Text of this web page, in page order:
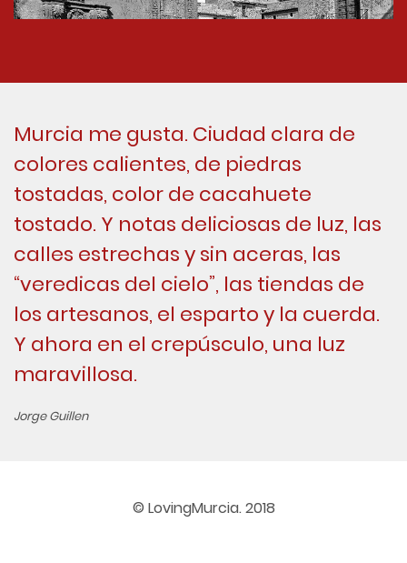
Murcia me gusta. Ciudad clara de
colores calientes, de piedras
tostadas, color de cacahuete
tostado. Y notas deliciosas de luz, las
calles estrechas y sin aceras, las
“veredicas del cielo”, las tiendas de
los artesanos, el esparto y la cuerda.
Y ahora en el crepúsculo, una luz
maravillosa.
Jorge Guillen
© LovingMurcia. 2018